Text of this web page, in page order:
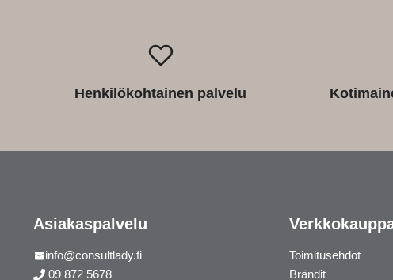
Henkilökohtainen palvelu
Asiakaspalvelu
info@consultlady.fi
09 872 5678
Toimitusehdot
Brändit